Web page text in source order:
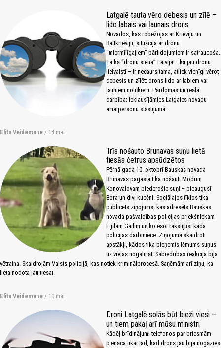
Latgalē tauta vēro debesis un zīlē –
lido labais vai ļaunais drons
Novados, kas robežojas ar Krieviju un
Baltkrieviju, situācija ar dronu
“miermīlīgajiem” pārlidojumiem ir satraucoša.
Tā kā “dronu siena” Latvijā – kā jau dronu
lielvalstī – ir necaursitama, atliek vienīgi vērot
debesis un zīlēt: drons lido ar labiem vai
ļauniem nolūkiem. Pārdomas un reālā
darbība: ieklausījāmies Latgales novadu
amatpersonu stāstījumā.
Elita Veidemane / 14.mai
Trīs nošauto Brunavas suņu lietā
tiesās četrus apsūdzētos
Pērnā gada 10. oktobrī Bauskas novada
Brunavas pagastā tika nošauti Modrim
Konovalovam piederošie suņi – pieaugusī
Bora un divi kucēni. Sociālajos tīklos tika
publicēts ziņojums, kas adresēts Bauskas
novada pašvaldības policijas priekšniekam
Egīlam Gailim un ko esot rakstījusi kāda
policijas darbiniece. Ziņojumā skaidroti
apstākļi, kādos tika pieņemts lēmums suņus
uz vietas nogalināt. Sabiedrības reakcija bija
vētraina. Skaidrojām Valsts policijā, kas notiek kriminālprocesā. Saņēmām arī ziņu, ka
lieta nodota jau tiesai.
Elita Veidemane / 10.mai
Droni Latgalē solās būt bieži viesi –
un tiem pakaļ arī mūsu ministri
Kādēļ brīdinājumi telefonos par briesmām
pienāca tikai tad, kad drons jau bija nogāzies